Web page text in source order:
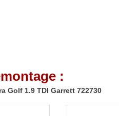
:
Golf 1.9 TDI Garrett 722730